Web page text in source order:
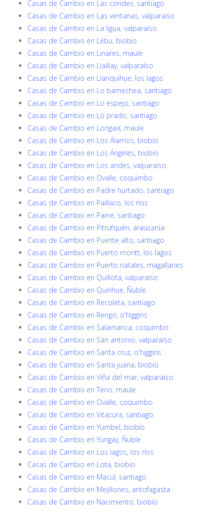
Casas de Cambio en Las condes, santiago
Casas de Cambio en Las ventanas, valparaíso
Casas de Cambio en La ligua, valparaíso
Casas de Cambio en Lebu, biobío
Casas de Cambio en Linares, maule
Casas de Cambio en Llaillay, valparaíso
Casas de Cambio en Llanquihue, los lagos
Casas de Cambio en Lo barnechea, santiago
Casas de Cambio en Lo espejo, santiago
Casas de Cambio en Lo prado, santiago
Casas de Cambio en Longaví, maule
Casas de Cambio en Los Álamos, biobío
Casas de Cambio en Los Ángeles, biobío
Casas de Cambio en Los andes, valparaíso
Casas de Cambio en Ovalle, coquimbo
Casas de Cambio en Padre hurtado, santiago
Casas de Cambio en Paillaco, los ríos
Casas de Cambio en Paine, santiago
Casas de Cambio en Pitrufquén, araucanía
Casas de Cambio en Puente alto, santiago
Casas de Cambio en Puerto montt, los lagos
Casas de Cambio en Puerto natales, magallanes
Casas de Cambio en Quillota, valparaíso
Casas de Cambio en Quirihue, Ñuble
Casas de Cambio en Recoleta, santiago
Casas de Cambio en Rengo, o'higgins
Casas de Cambio en Salamanca, coquimbo
Casas de Cambio en San antonio, valparaíso
Casas de Cambio en Santa cruz, o'higgins
Casas de Cambio en Santa juana, biobío
Casas de Cambio en Viña del mar, valparaíso
Casas de Cambio en Teno, maule
Casas de Cambio en Ovalle, coquimbo
Casas de Cambio en Vitacura, santiago
Casas de Cambio en Yumbel, biobío
Casas de Cambio en Yungay, Ñuble
Casas de Cambio en Los lagos, los ríos
Casas de Cambio en Lota, biobío
Casas de Cambio en Macul, santiago
Casas de Cambio en Mejillones, antofagasta
Casas de Cambio en Nacimiento, biobío